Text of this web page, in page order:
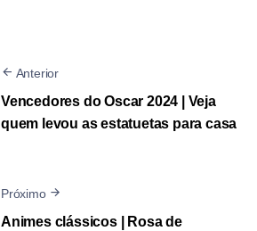
Anterior
Vencedores do Oscar 2024 | Veja
quem levou as estatuetas para casa
Próximo
Animes clássicos | Rosa de